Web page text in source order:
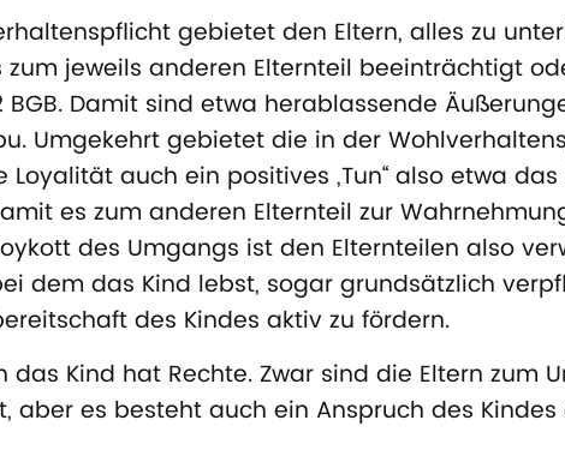
gebietet den Eltern, alles zu
zum jeweils anderen Elternteil beeinträchtigt
BGB. Damit sind etwa herablassende
Umgekehrt gebietet die in der
Loyalität auch ein positives „Tun“ also etwa
es zum anderen Elternteil zur
des Umgangs ist den Elternteilen also
dem das Kind lebst, sogar grundsätzlich
des Kindes aktiv zu fördern.
das Kind hat Rechte. Zwar sind die Eltern zum
aber es besteht auch ein Anspruch des